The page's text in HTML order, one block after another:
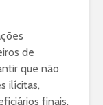
de
que não
ilícitas,
finais,